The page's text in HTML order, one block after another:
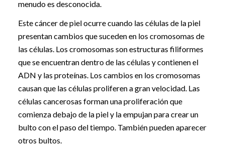
menudo es desconocida.
Este cáncer de piel ocurre cuando las células de la piel
presentan cambios que suceden en los cromosomas de
las células. Los cromosomas son estructuras filiformes
que se encuentran dentro de las células y contienen el
ADN y las proteínas. Los cambios en los cromosomas
causan que las células proliferen a gran velocidad. Las
células cancerosas forman una proliferación que
comienza debajo de la piel y la empujan para crear un
bulto con el paso del tiempo. También pueden aparecer
otros bultos.